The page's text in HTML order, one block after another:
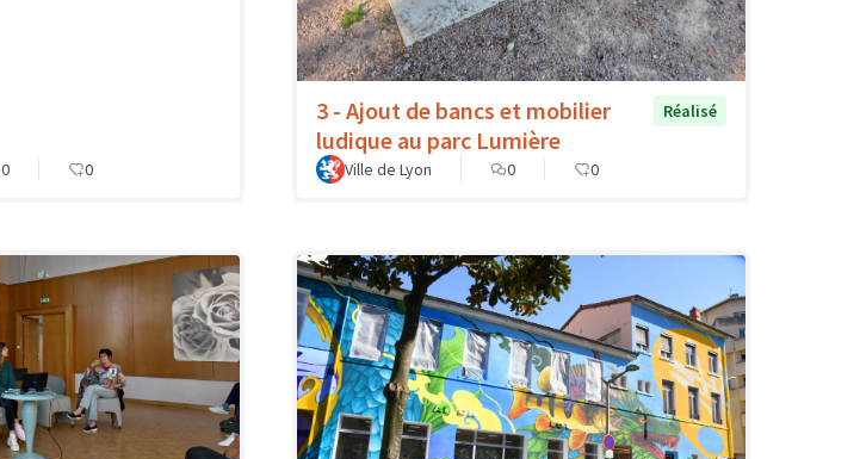
0 0
3 - Ajout de bancs et mobilier
ludique au parc Lumière
Réalisé
Ville de Lyon 0 0